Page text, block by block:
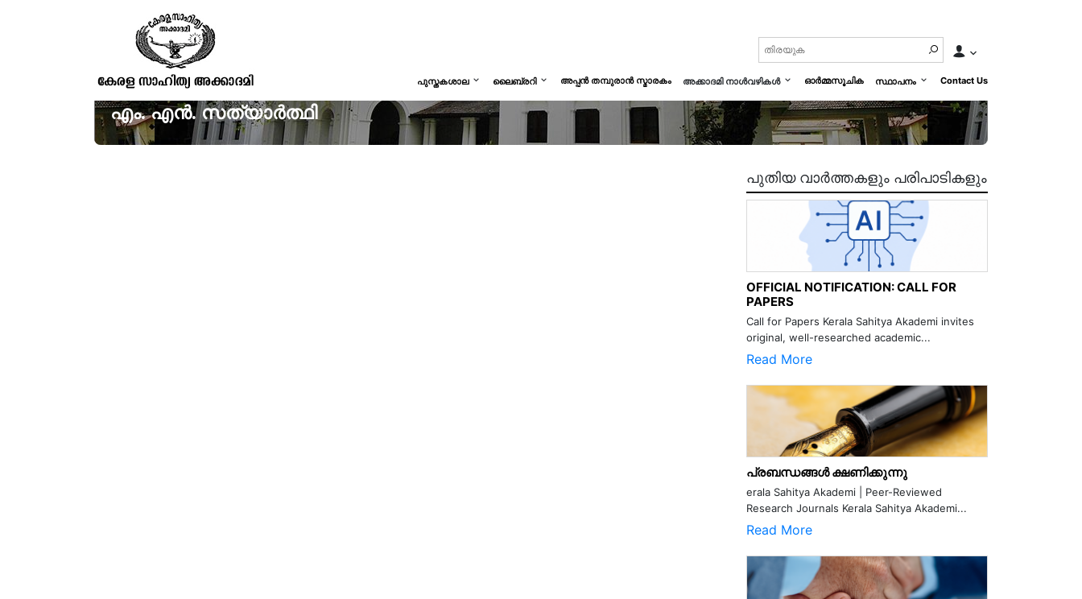
പുസ്തകശാല ലൈബ്രറി അപ്പൻ തമ്പുരാൻ സ്മാരകം അക്കാദമി നാൾവഴികൾ ഓർമ്മസൂചിക സ്ഥാപനം Contact Us
എം. എൻ. സത്യാർത്ഥി
പുതിയ വാർത്തകളും പരിപാടികളും
OFFICIAL NOTIFICATION: CALL FOR
PAPERS
Call for Papers Kerala Sahitya Akademi invites
original, well-researched academic...
Read More
പ്രബന്ധങ്ങൾ ക്ഷണിക്കുന്നു
erala Sahitya Akademi | Peer-Reviewed
Research Journals Kerala Sahitya Akademi...
Read More